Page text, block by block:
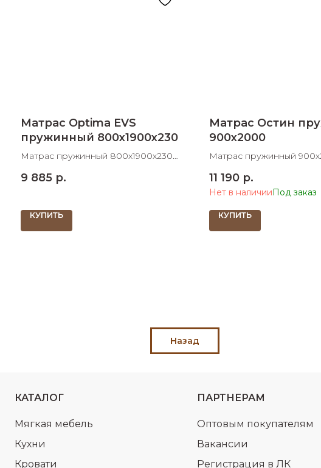
Матрас Optima EVS
пружинный 800х1900х230
Матрас пружинный 800х1900х230
9 885 р.
КУПИТЬ
Матрас Остин
900х2000
Матрас пружинный
11 190 р.
Нет в наличии
КУПИТЬ
Назад
ПАРТНЕРАМ
Регистрация в ЛК
Оптовым покупателям
Вакансии
КАТАЛОГ
Кухни
Мягкая мебель
Кровати